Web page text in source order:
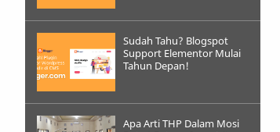
Sudah Tahu? Blogspot
Support Elementor Mulai
Tahun Depan!
Apa Arti THP Dalam Mosi